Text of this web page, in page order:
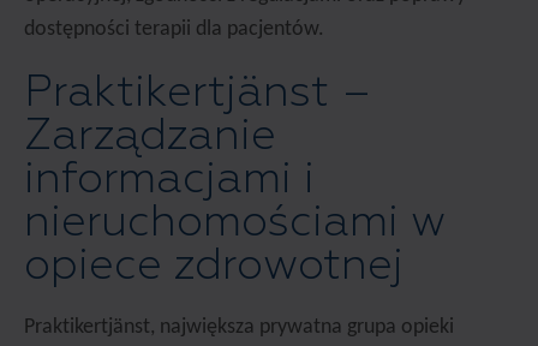
dostępności terapii dla pacjentów.
Praktikertjänst –
Zarządzanie
informacjami i
nieruchomościami w
opiece zdrowotnej
Praktikertjänst, największa prywatna grupa opieki